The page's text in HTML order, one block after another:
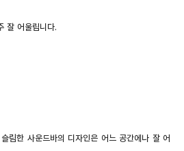
잘 어울립니다.
림한 사운드바의 디자인은 어느 공간에나 잘 어